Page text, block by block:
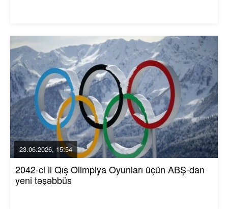
23.06.2026, 15:54
2042-ci il Qış Olimpiya Oyunları üçün ABŞ-dan
yeni təşəbbüs